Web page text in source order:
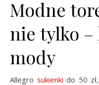
Modne
nie tylko –
mody
Allegro sukienki do 50